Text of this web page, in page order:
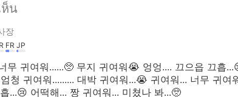
ห็น
장
FR JP
무 귀여워......🥺 무지 귀여워😭 엉엉.... 끄으읍 끄흡
청 귀여워......... 대박 귀여워...😭 귀여워... 너무 귀여
...😢 어떡해... 짱 귀여워... 미쳤나 봐...🥺